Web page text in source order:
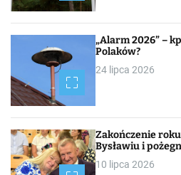
„Alarm 2026” –
Polaków?
24 lipca 2026
Zakończenie
Bysławiu i
10 lipca 2026